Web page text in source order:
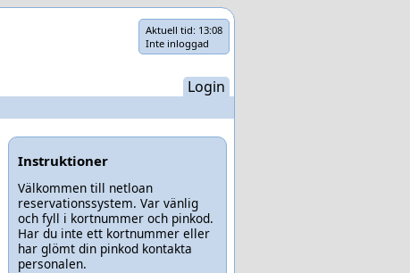
Aktuell tid: 13:08
Inte inloggad
Login
Instruktioner
Välkommen till netloan
reservationssystem. Var vänlig
och fyll i kortnummer och pinkod.
Har du inte ett kortnummer eller
har glömt din pinkod kontakta
personalen.